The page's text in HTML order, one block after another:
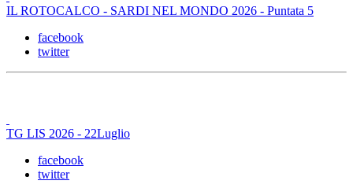
IL ROTOCALCO - SARDI NEL MONDO 2026 - Puntata 5
facebook
twitter
TG LIS 2026 - 22Luglio
facebook
twitter